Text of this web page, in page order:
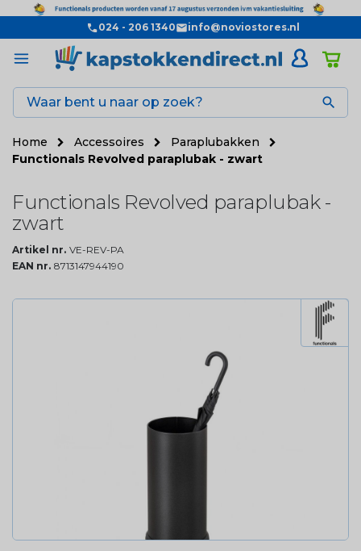
024 - 206 1340 info@noviostores.nl

Home Accessoires
Paraplubakken
Functionals Revolved paraplubak - zwart
Functionals Revolved paraplubak -
zwart
Artikel nr. VE-REV-PA
EAN nr. 8713147944190